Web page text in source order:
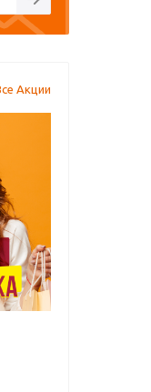
Акции